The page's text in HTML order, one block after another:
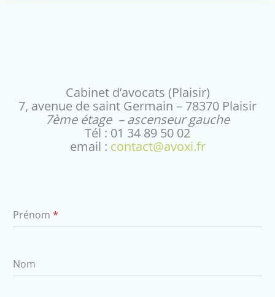
Cabinet d’avocats (Plaisir)
7, avenue de saint Germain – 78370 Plaisir
7ème étage – ascenseur gauche
Tél : 01 34 89 50 02
email : contact@avoxi.fr
Prénom *
Nom